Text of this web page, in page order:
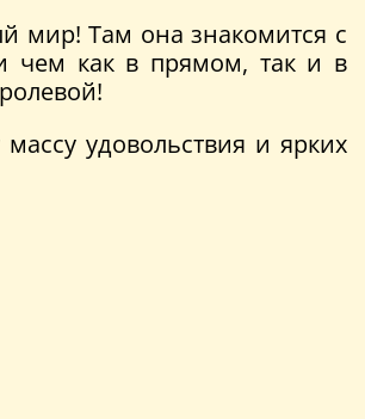
мир! Там она знакомится с
чем как в прямом, так и в
удовольствия и ярких